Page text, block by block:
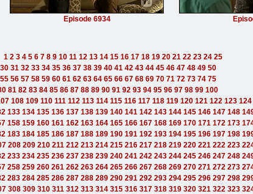
Episode 6934
1 2 3 4 5 6 7 8 9 10 11 12 13 14 15 16 17 18 19 20 21 22 23 24 25
30 31 32 33 34 35 36 37 38 39 40 41 42 43 44 45 46 47 48 49 50
55 56 57 58 59 60 61 62 63 64 65 66 67 68 69 70 71 72 73 74 75
81 82 83 84 85 86 87 88 89 90 91 92 93 94 95 96 97 98 99 100
108 109 110 111 112 113 114 115 116 117 118 119 120 121 122 123 124
133 134 135 136 137 138 139 140 141 142 143 144 145 146 147 148
158 159 160 161 162 163 164 165 166 167 168 169 170 171 172 173
183 184 185 186 187 188 189 190 191 192 193 194 195 196 197 198
208 209 210 211 212 213 214 215 216 217 218 219 220 221 222 223
233 234 235 236 237 238 239 240 241 242 243 244 245 246 247 248
258 259 260 261 262 263 264 265 266 267 268 269 270 271 272 273
283 284 285 286 287 288 289 290 291 292 293 294 295 296 297 298
308 309 310 311 312 313 314 315 316 317 318 319 320 321 322 323